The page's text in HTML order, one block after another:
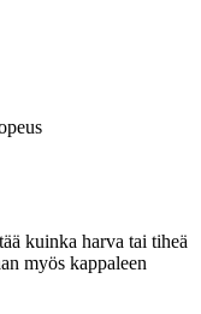
kuinka harva tai tiheä
myös kappaleen